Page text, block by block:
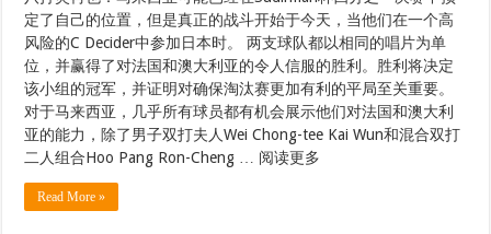
定了自己的位置，但是真正的战斗开始于今天，当他们在一个高
风险的C Decider中参加日本时。 两支球队都以相同的唱片为单
位，并赢得了对法国和澳大利亚的令人信服的胜利。胜利将决定
该小组的冠军，并证明对确保淘汰赛更加有利的平局至关重要。
对于马来西亚，几乎所有球员都有机会展示他们对法国和澳大利
亚的能力，除了男子双打夫人Wei Chong-tee Kai Wun和混合双打
二人组合Hoo Pang Ron-Cheng … 阅读更多
Read More »